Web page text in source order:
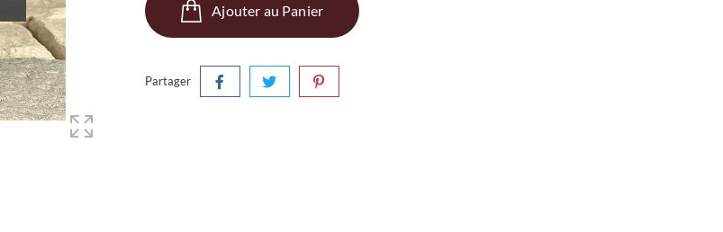
Ajouter au Panier
Partager